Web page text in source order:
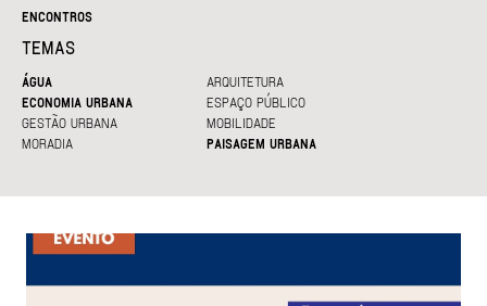
ENCONTROS
TEMAS
ÁGUA
ARQUITETURA
ECONOMIA URBANA
ESPAÇO PÚBLICO
GESTÃO URBANA
MOBILIDADE
MORADIA
PAISAGEM URBANA